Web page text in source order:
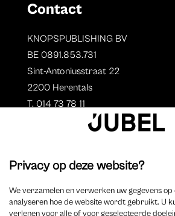
Contact
KNOPSPUBLISHING BV
BE 0891.853.731
Sint-Antoniusstraat 22
2200 Herentals
T. 014 73 78 11
Aperçu des auteurs
Devenir auteur ?